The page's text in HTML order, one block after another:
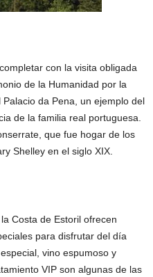
con la visita obligada
de la Humanidad por la
Palacio da Pena, un ejemplo del
de la familia real portuguesa.
que fue hogar de los
Shelley en el siglo XIX.
Costa de Estoril ofrecen
para disfrutar del día
vino espumoso y
VIP son algunas de las